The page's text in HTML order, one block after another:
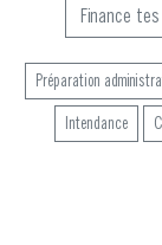
Finance
Préparation
Intendance